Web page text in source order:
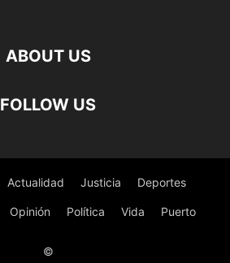
ABOUT US
FOLLOW US
Actualidad Justicia Deportes
Opinión Política Vida Puerto
©